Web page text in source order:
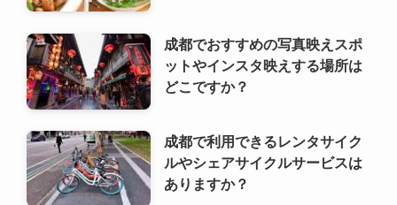
成都でおすすめの写真映えスポ
ットやインスタ映えする場所は
どこですか？
成都で利用できるレンタサイク
ルやシェアサイクルサービスは
ありますか？